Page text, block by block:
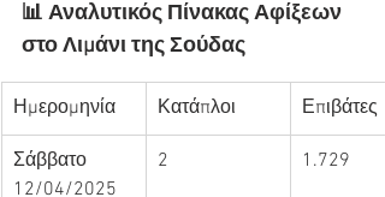
📊 Αναλυτικός Πίνακας Αφίξεων
στο Λιμάνι της Σούδας
Ημερομηνία Κατάπλοι Επιβάτες
Σάββατο
12/04/2025
2 1.729